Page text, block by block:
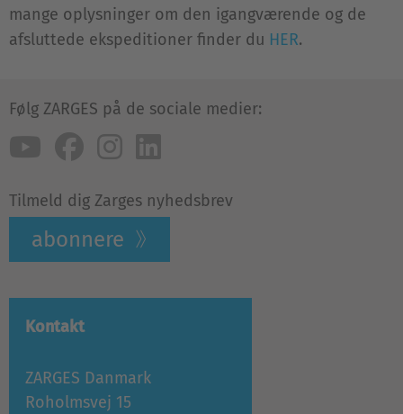
mange oplysninger om den igangværende og de
afsluttede ekspeditioner finder du HER.
Følg ZARGES på de sociale medier:
Tilmeld dig Zarges nyhedsbrev
abonnere
Kontakt
ZARGES Danmark
Roholmsvej 15